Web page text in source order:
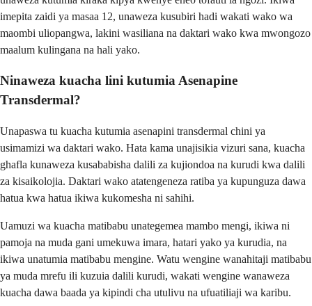
imepita zaidi ya masaa 12, unaweza kusubiri hadi wakati wako wa
maombi uliopangwa, lakini wasiliana na daktari wako kwa mwongozo
maalum kulingana na hali yako.
Ninaweza kuacha lini kutumia Asenapine
Transdermal?
Unapaswa tu kuacha kutumia asenapini transdermal chini ya
usimamizi wa daktari wako. Hata kama unajisikia vizuri sana, kuacha
ghafla kunaweza kusababisha dalili za kujiondoa na kurudi kwa dalili
za kisaikolojia. Daktari wako atatengeneza ratiba ya kupunguza dawa
hatua kwa hatua ikiwa kukomesha ni sahihi.
Uamuzi wa kuacha matibabu unategemea mambo mengi, ikiwa ni
pamoja na muda gani umekuwa imara, hatari yako ya kurudia, na
ikiwa unatumia matibabu mengine. Watu wengine wanahitaji matibabu
ya muda mrefu ili kuzuia dalili kurudi, wakati wengine wanaweza
kuacha dawa baada ya kipindi cha utulivu na ufuatiliaji wa karibu.